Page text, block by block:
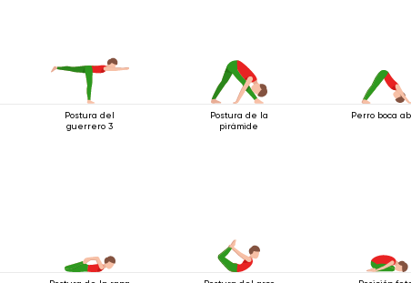
Postura del
guerrero 3
Postura de la
pirámide
Perro boca